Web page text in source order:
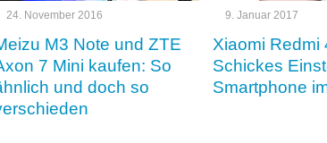
24. November 2016
M3 Note und ZTE
7 Mini kaufen: So
und doch so
9. Januar 2017
Xiaomi Redmi
Schickes
Smartphone